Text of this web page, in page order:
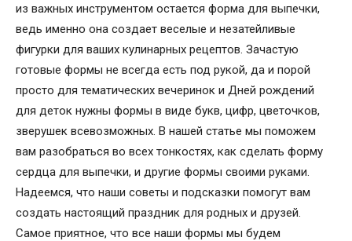
из важных инструментом остается форма для выпечки,
ведь именно она создает веселые и незатейливые
фигурки для ваших кулинарных рецептов. Зачастую
готовые формы не всегда есть под рукой, да и порой
просто для тематических вечеринок и Дней рождений
для деток нужны формы в виде букв, цифр, цветочков,
зверушек всевозможных. В нашей статье мы поможем
вам разобраться во всех тонкостях, как сделать форму
сердца для выпечки, и другие формы своими руками.
Надеемся, что наши советы и подсказки помогут вам
создать настоящий праздник для родных и друзей.
Самое приятное, что все наши формы мы будем